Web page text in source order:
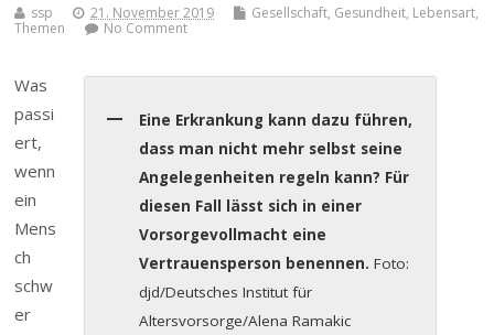
ssp 21. November 2019 Gesellschaft, Gesundheit, Lebensart,
Themen
No Comment
Eine Erkrankung kann dazu führen,
dass man nicht mehr selbst seine
Angelegenheiten regeln kann? Für
diesen Fall lässt sich in einer
Vorsorgevollmacht eine
Vertrauensperson benennen. Foto:
djd/Deutsches Institut für
Altersvorsorge/Alena Ramakic
Was
passi
ert,
wenn
ein
Mens
ch
schw
er